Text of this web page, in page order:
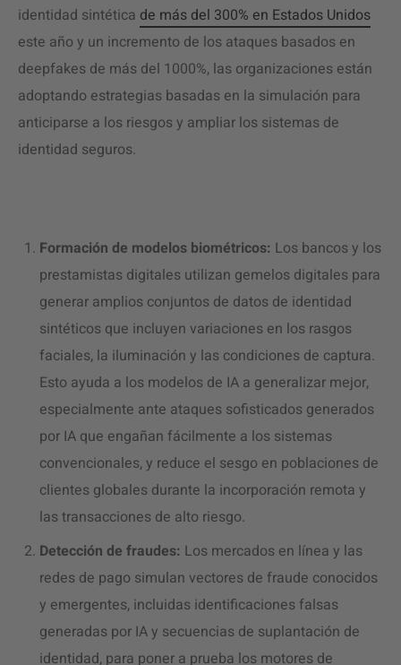
identidad sintética de más del 300% en Estados Unidos
este año y un incremento de los ataques basados en
deepfakes de más del 1000%, las organizaciones están
adoptando estrategias basadas en la simulación para
anticiparse a los riesgos y ampliar los sistemas de
identidad seguros.
Formación de modelos biométricos: Los bancos y los
prestamistas digitales utilizan gemelos digitales para
generar amplios conjuntos de datos de identidad
sintéticos que incluyen variaciones en los rasgos
faciales, la iluminación y las condiciones de captura.
Esto ayuda a los modelos de IA a generalizar mejor,
especialmente ante ataques sofisticados generados
por IA que engañan fácilmente a los sistemas
convencionales, y reduce el sesgo en poblaciones de
clientes globales durante la incorporación remota y
las transacciones de alto riesgo.
Detección de fraudes: Los mercados en línea y las
redes de pago simulan vectores de fraude conocidos
y emergentes, incluidas identificaciones falsas
generadas por IA y secuencias de suplantación de
identidad, para poner a prueba los motores de